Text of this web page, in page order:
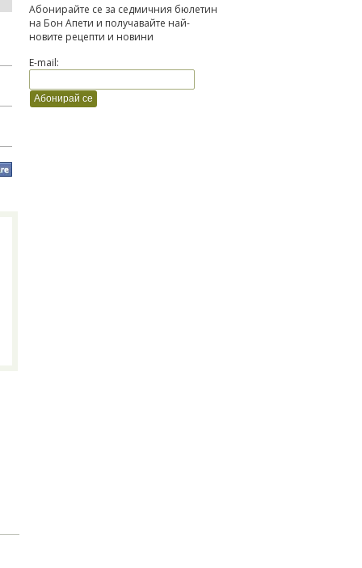
Абонирайте се за седмичния бюлетин
на Бон Апети и получавайте най-
новите рецепти и новини
E-mail: